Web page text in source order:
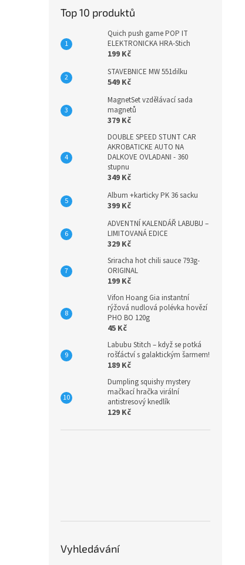
Top 10 produktů
Quich push game POP IT
ELEKTRONICKA HRA-Stich
199 Kč
STAVEBNICE MW 551dilku
549 Kč
MagnetSet vzdělávací sada
magnetů
379 Kč
DOUBLE SPEED STUNT CAR
AKROBATICKE AUTO NA
DALKOVE OVLADANI - 360
stupnu
349 Kč
Album +karticky PK 36 sacku
399 Kč
ADVENTNÍ KALENDÁŘ LABUBU –
LIMITOVANÁ EDICE
329 Kč
Sriracha hot chili sauce 793g-
ORIGINAL
199 Kč
Vifon Hoang Gia instantní
rýžová nudlová polévka hovězí
PHO BO 120g
45 Kč
Labubu Stitch – když se potká
rošťáctví s galaktickým šarmem!
189 Kč
Dumpling squishy mystery
mačkací hračka virální
antistresový knedlík
129 Kč
Vyhledávání